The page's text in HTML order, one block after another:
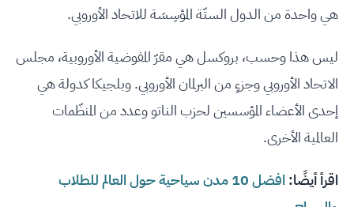
هي واحدة من الدول الستّة المؤسِسَة للاتحاد الأوروبي.
ليس هذا وحسب، بروكسل هي مقرّ المفوضية الأوروبية، مجلس
الاتحاد الأوروبي وجزءٍ من البرلمان الأوروبي. وبلجيكا كدولة هي
إحدى الأعضاء المؤسسين لحزب الناتو وعدد من المنظّمات
العالمية الأخرى.
اقرأ أيضًا:
افضل 10 مدن سياحية حول العالم للطلاب